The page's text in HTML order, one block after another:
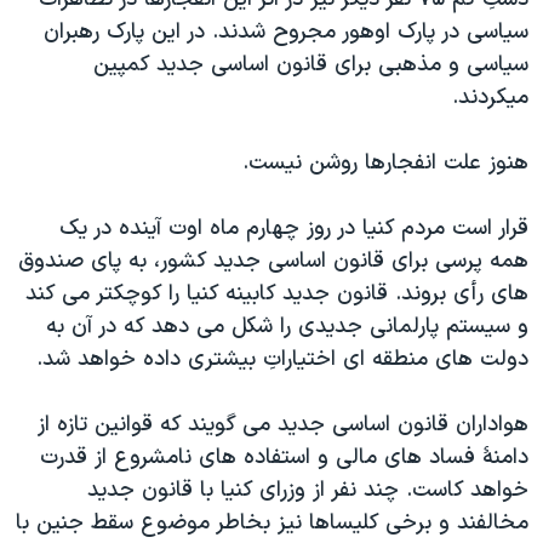
فرهنگ و زندگی
حقوق شهروندی
اقتصادی
علم و فناوری
گالری عکس
آرشیو پخش زنده
مستندها
انتخابات ریاست جمهوری آمریکا ۲۰۲۴
حمله جمهوری اسلامی به اسرائیل
رمز مهسا
اعتراضات زن، زندگی، آزادی
مجموعه مستندهای دادخواهی
تریبونال مردمی آبان ۹۸
دادگاه حمید نوری
چهل سال گروگان‌گیری
قانون شفافیت دارائی کادر رهبری ایران
اعتراضات مردمی آبان ۹۸
دنبال کنید
سياسی در پارک اوهور مجروح شدند. در اين پارک رهبران
سياسی و مذهبی برای قانون اساسی جديد کمپين
ميکردند.
هنوز علت انفجارها روشن نيست.
قرار است مردم کنيا در روز چهارم ماه اوت آينده در يک
همه پرسی برای قانون اساسی جديد کشور، به پای صندوق
های رأی بروند. قانون جديد کابينه کنيا را کوچکتر می کند
و سيستم پارلمانی جديدی را شکل می دهد که در آن به
دولت های منطقه ای اختياراتِ بيشتری داده خواهد شد.
هواداران قانون اساسی جديد می گويند که قوانين تازه از
دامنۀ فساد های مالی و استفاده های نامشروع از قدرت
خواهد کاست. چند نفر از وزرای کنيا با قانون جديد
مخالفند و برخی کليساها نيز بخاطر موضوع سقط جنين با